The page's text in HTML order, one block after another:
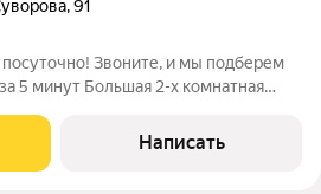
,91
Звоните, и мы подберем
5 минут Большая 2-х комнатная
мест для 8 взрослых человек. В
Написать